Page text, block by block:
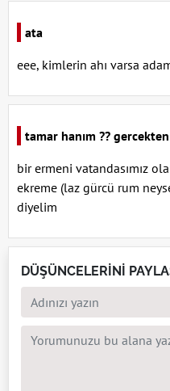
ata
eee, kimlerin ahı varsa
tamar hanım ?? gercekten
bir ermeni vatandasımız
ekreme (laz gürcü rum
diyelim
DÜŞÜNCELERİNİ